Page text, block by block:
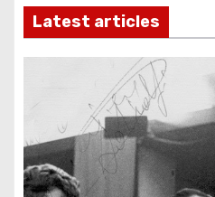
Latest articles